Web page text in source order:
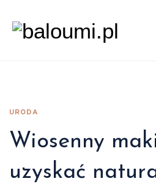
URODA
Wiosenny
uzyskać